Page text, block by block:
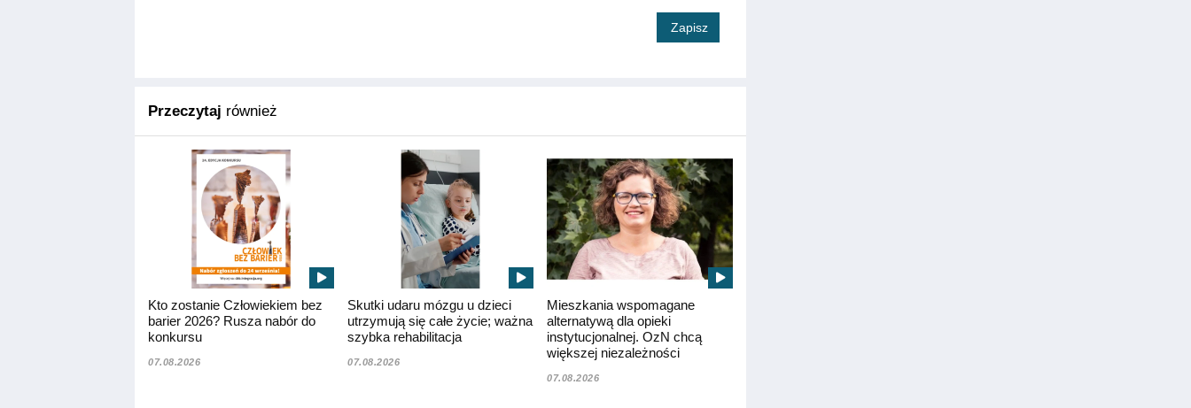
Zapisz
Przeczytaj również
Kto zostanie Człowiekiem bez
barier 2026? Rusza nabór do
konkursu
07.08.2026
Skutki udaru mózgu u dzieci
utrzymują się całe życie; ważna
szybka rehabilitacja
07.08.2026
Mieszkania wspomagane
alternatywą dla opieki
instytucjonalnej. OzN chcą
większej niezależności
07.08.2026